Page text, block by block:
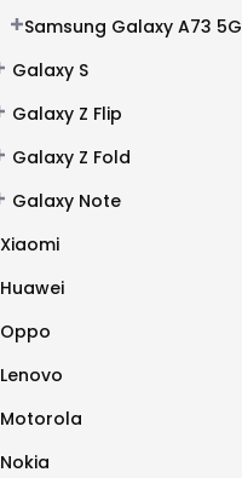
Samsung Galaxy A73 5G
Galaxy S
Galaxy Z Flip
Galaxy Z Fold
Galaxy Note
Xiaomi
Huawei
Oppo
Lenovo
Motorola
Nokia